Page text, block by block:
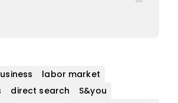
labor market
direct search
S&you